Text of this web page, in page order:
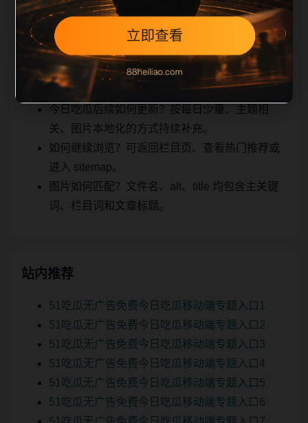
SEO 检查清单自动修正。
相关问题
今日吃瓜后续如何更新？按每日少量、主题相
关、图片本地化的方式持续补充。
如何继续浏览？可返回栏目页、查看热门推荐或
进入 sitemap。
图片如何匹配？文件名、alt、title 均包含主关键
词、栏目词和文章标题。
站内推荐
51吃瓜无广告免费今日吃瓜移动端专题入口1
51吃瓜无广告免费今日吃瓜移动端专题入口2
51吃瓜无广告免费今日吃瓜移动端专题入口3
51吃瓜无广告免费今日吃瓜移动端专题入口4
51吃瓜无广告免费今日吃瓜移动端专题入口5
51吃瓜无广告免费今日吃瓜移动端专题入口6